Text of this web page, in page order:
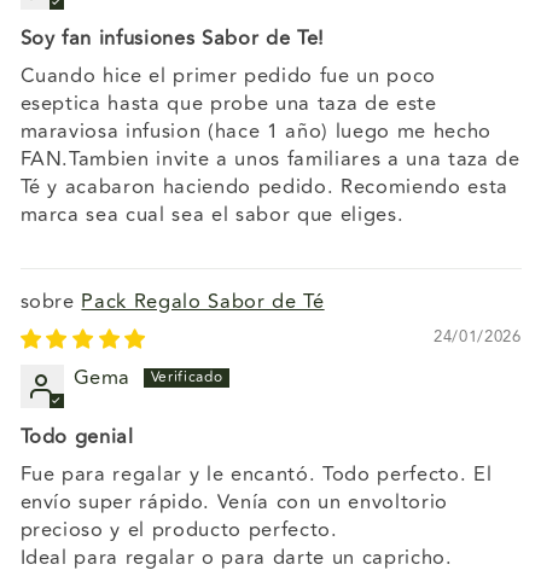
Soy fan infusiones Sabor de Te!
Cuando hice el primer pedido fue un poco
eseptica hasta que probe una taza de este
maraviosa infusion (hace 1 año) luego me hecho
FAN.Tambien invite a unos familiares a una taza de
Té y acabaron haciendo pedido. Recomiendo esta
marca sea cual sea el sabor que eliges.
Pack Regalo Sabor de Té
24/01/2026
Gema
Todo genial
Fue para regalar y le encantó. Todo perfecto. El
envío super rápido. Venía con un envoltorio
precioso y el producto perfecto.
Ideal para regalar o para darte un capricho.